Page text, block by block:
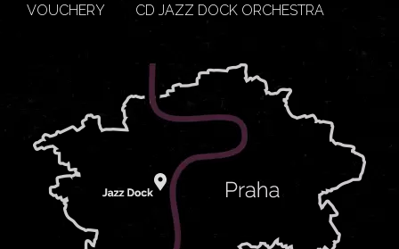
VOUCHERY
CD JAZZ DOCK ORCHESTRA